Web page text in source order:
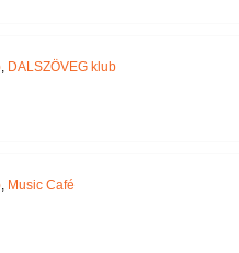
, DALSZÖVEG klub
, Music Café